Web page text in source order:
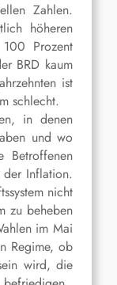
Zahlen.
höheren
Prozent
BRD kaum
ist
schlecht.
in denen
und wo
der Inflation.
nicht
zu beheben
im Mai
Regime, ob
wird, die